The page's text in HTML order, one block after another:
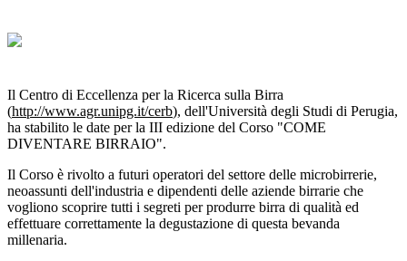
Il Centro di Eccellenza per la Ricerca sulla Birra
(http://www.agr.unipg.it/cerb), dell'Università degli Studi di Perugia,
ha stabilito le date per la III edizione del Corso "COME
DIVENTARE BIRRAIO".
Il Corso è rivolto a futuri operatori del settore delle microbirrerie,
neoassunti dell'industria e dipendenti delle aziende birrarie che
vogliono scoprire tutti i segreti per produrre birra di qualità ed
effettuare correttamente la degustazione di questa bevanda
millenaria.